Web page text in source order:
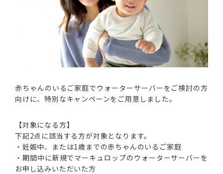
赤ちゃんのいるご家庭でウォーターサーバーをご検討の方
向けに、特別なキャンペーンをご用意しました。
【対象になる方】
下記2点に該当する方が対象となります。
・妊娠中、または1歳までの赤ちゃんのいるご家庭
・期間中に新規でマーキュロップのウォーターサーバーを
お申し込みいただいた方